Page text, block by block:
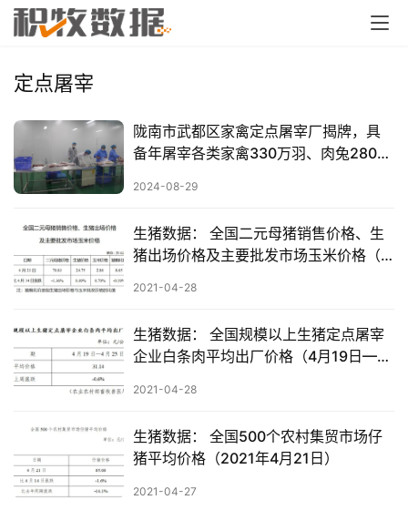
定点屠宰
陇南市武都区家禽定点屠宰厂揭牌，具
备年屠宰各类家禽330万羽、肉兔280万
2024-08-29
生猪数据： 全国二元母猪销售价格、生
猪出场价格及主要批发市场玉米价格（4
2021-04-28
生猪数据： 全国规模以上生猪定点屠宰
企业白条肉平均出厂价格（4月19日—4
2021-04-28
生猪数据： 全国500个农村集贸市场仔
猪平均价格（2021年4月21日）
2021-04-27